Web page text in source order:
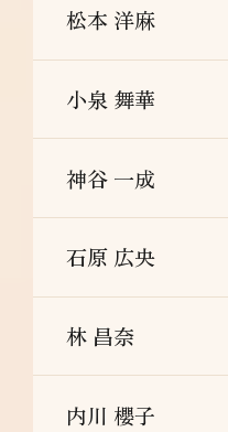
松本 洋麻
小泉 舞華
神谷 一成
石原 広央
林 昌奈
内川 櫻子